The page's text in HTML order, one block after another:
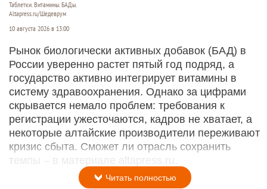
Таблетки. Витамины. БАДы.
Altapress.ru/Шедеврум
10 августа 2026 в 13:00
Рынок биологически активных добавок (БАД) в
России уверенно растет пятый год подряд, а
государство активно интегрирует витамины в
систему здравоохранения. Однако за цифрами
скрывается немало проблем: требования к
регистрации ужесточаются, кадров не хватает, а
некоторые алтайские производители переживают
кризис сбыта. Сможет ли отрасль сохранить
темпы – в материале altapress.ru.
Читать полностью